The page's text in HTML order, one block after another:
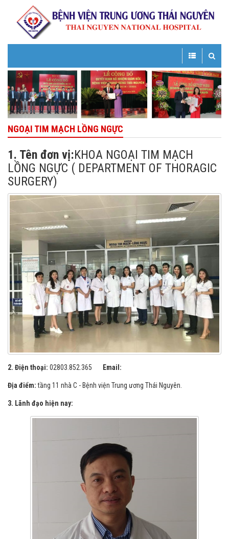
Toggle
Toggle
navigation
NGOẠI TIM MẠCH LỒNG NGỰC
1. Tên đơn vị:KHOA NGOẠI TIM MẠCH
LỒNG NGỰC ( DEPARTMENT OF THORAGIC
SURGERY)
2. Điện thoại: 02803.852.365 Email:
Địa điểm:tầng 11 nhà C - Bệnh viện Trung ương Thái Nguyên.
3. Lãnh đạo hiện nay: